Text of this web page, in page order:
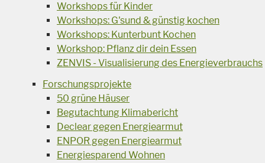
Workshops für Kinder
Workshops: G'sund & günstig kochen
Workshops: Kunterbunt Kochen
Workshop: Pflanz dir dein Essen
ZENVIS - Visualisierung des Energieverbrauchs
Forschungsprojekte
50 grüne Häuser
Begutachtung Klimabericht
Declear gegen Energiearmut
ENPOR gegen Energiearmut
Energiesparend Wohnen